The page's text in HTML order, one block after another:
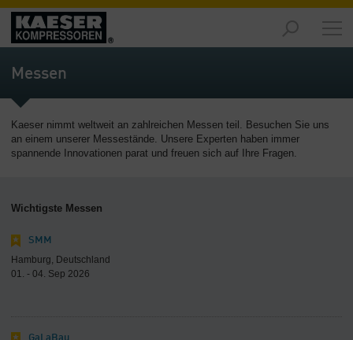
Produkte
-
Übersicht
-
Übersicht
Übersicht
Service
-
Übersicht
-
Messen
Kaeser nimmt weltweit an zahlreichen Messen teil. Besuchen Sie uns
an einem unserer Messestände. Unsere Experten haben immer
spannende Innovationen parat und freuen sich auf Ihre Fragen.
Wichtigste Messen
SMM
Hamburg, Deutschland
01. - 04. Sep 2026